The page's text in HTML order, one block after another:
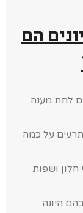
הם
לתת מענה
על כמה
ושפות
היונה